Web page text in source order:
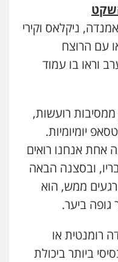
ניקלאס וקירי
עם הרוצח
וראו בו עמוד
רועשות,
יומיומיות.
אחת אנחנו רואים
ובסצנה הבאה
ממש, הוא
ביער.
רומנטית או
ביותר ביכולת